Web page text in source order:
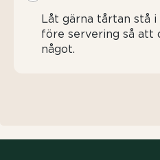
Låt gärna tårtan stå
före servering så att
något.